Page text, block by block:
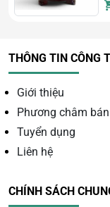
không gian lớn
Phù hợp với
THÔNG TIN CÔNG
Giới thiệu
Phương châm
Tuyển dụng
Liên hệ
CHÍNH SÁCH